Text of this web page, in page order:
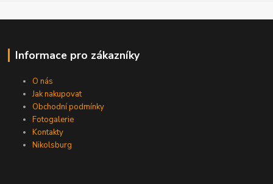
Informace pro zákazníky
O nás
Jak nakupovat
Obchodní podmínky
Fotogalerie
Kontakty
Nikolsburg